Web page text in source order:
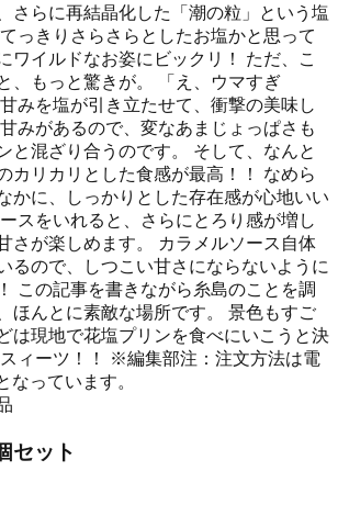
さらに再結晶化した「潮の粒」という塩
っきりさらさらとしたお塩かと思って
ワイルドなお姿にビックリ！ ただ、こ
、もっと驚きが。 「え、ウマすぎ
みを塩が引き立たせて、衝撃の美味し
みがあるので、変なあまじょっぱさも
と混ざり合うのです。 そして、なんと
カリカリとした食感が最高！！ なめら
かに、しっかりとした存在感が心地いい
スをいれると、さらにとろり感が増し
さが楽しめます。 カラメルソース自体
るので、しつこい甘さにならないように
この記事を書きながら糸島のことを調
ほんとに素敵な場所です。 景色もすご
は現地で花塩プリンを食べにいこうと決
ィーツ！！ ※編集部注：注文方法は電
なっています。
セット